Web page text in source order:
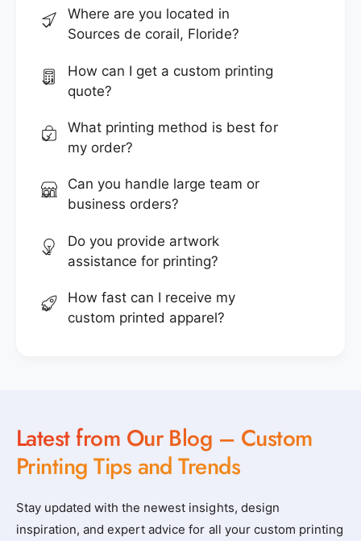
Where are you located in
Sources de corail, Floride?
How can I get a custom printing
quote?
What printing method is best for
my order?
Can you handle large team or
business orders?
Do you provide artwork
assistance for printing?
How fast can I receive my
custom printed apparel?
Latest from Our Blog – Custom
Printing Tips and Trends
Stay updated with the newest insights, design
inspiration, and expert advice for all your custom printing